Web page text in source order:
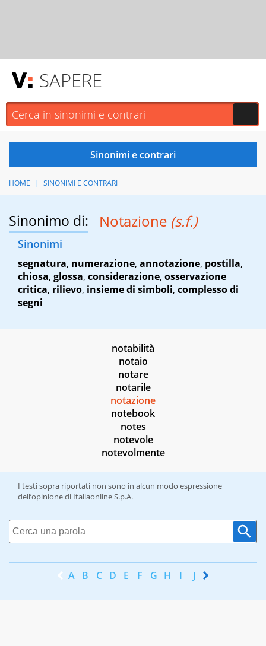
SAPERE
HOME SINONIMI E CONTRARI
Sinonimo di: Notazione (s.f.)
Sinonimi
segnatura, numerazione, annotazione, postilla,
chiosa, glossa, considerazione, osservazione
critica, rilievo, insieme di simboli, complesso di
segni
notabilità
notaio
notare
notarile
notazione
notebook
notes
notevole
notevolmente
I testi sopra riportati non sono in alcun modo espressione
dell’opinione di Italiaonline S.p.A.
A B C D E F G H I J K